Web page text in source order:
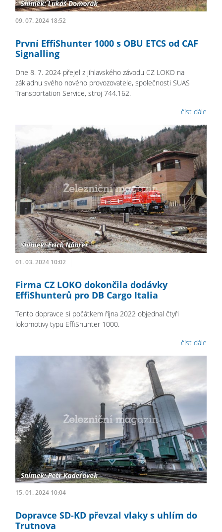
09. 07. 2024 18:52
První EffiShunter 1000 s OBU ETCS od CAF
Signalling
Dne 8. 7. 2024 přejel z jihlavského závodu CZ LOKO na
základnu svého nového provozovatele, společnosti SUAS
Transportation Service, stroj 744.162.
číst dále
01. 03. 2024 10:02
Firma CZ LOKO dokončila dodávky
EffiShunterů pro DB Cargo Italia
Tento dopravce si počátkem října 2022 objednal čtyři
lokomotivy typu EffiShunter 1000.
číst dále
15. 01. 2024 10:04
Dopravce SD-KD převzal vlaky s uhlím do
Trutnova